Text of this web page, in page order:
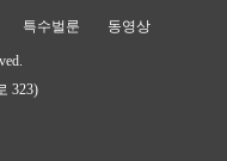
특수벌룬 동영상
323)